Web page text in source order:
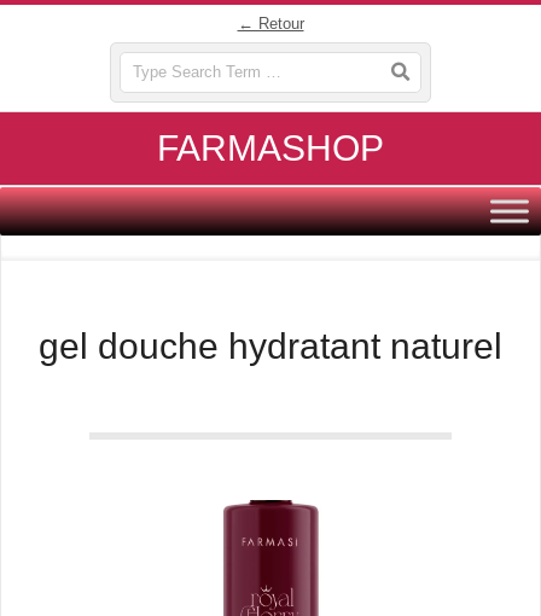
← Retour
FARMASHOP
Primary
Navigation
gel douche hydratant naturel